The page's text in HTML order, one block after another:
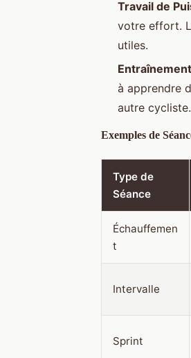
Travail de
votre effort.
utiles.
à apprendre
autre cycliste.
Exemples de
Type de
Séance
Échauffemen
t
Intervalle
Sprint